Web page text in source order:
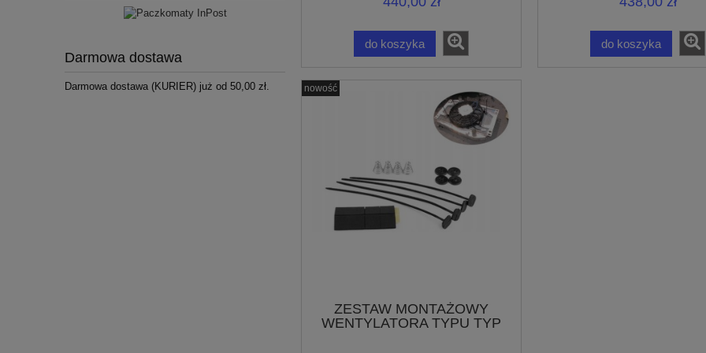
Darmowa dostawa
Darmowa dostawa (KURIER) już od 50,00 zł.
do koszyka do koszyka
ZESTAW MONTAŻOWY
WENTYLATORA TYPU TYP
nowość